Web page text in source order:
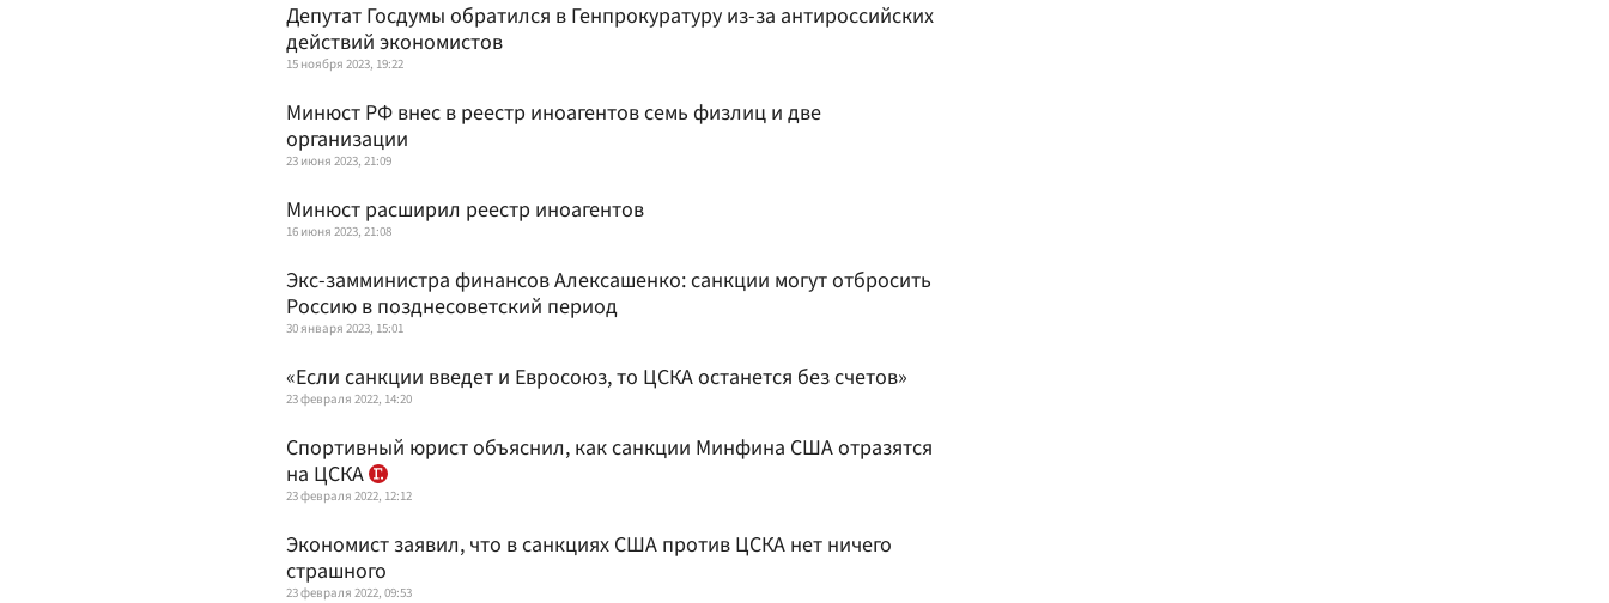
Депутат Госдумы обратился в Генпрокуратуру из-за антироссийских
действий экономистов
15 ноября 2023, 19:22
Минюст РФ внес в реестр иноагентов семь физлиц и две
организации
23 июня 2023, 21:09
Минюст расширил реестр иноагентов
16 июня 2023, 21:08
Экс-замминистра финансов Алексашенко: санкции могут отбросить
Россию в позднесоветский период
30 января 2023, 15:01
«Если санкции введет и Евросоюз, то ЦСКА останется без счетов»
23 февраля 2022, 14:20
Спортивный юрист объяснил, как санкции Минфина США отразятся
на ЦСКА
23 февраля 2022, 12:12
Экономист заявил, что в санкциях США против ЦСКА нет ничего
страшного
23 февраля 2022, 09:53